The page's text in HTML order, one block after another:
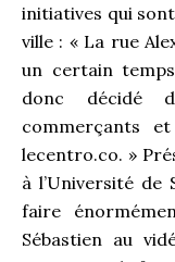
initiatives qui
ville : « La rue
un certain temps
donc décidé
commerçants
lecentro.co. »
à l’Université de
faire
Sébastien au